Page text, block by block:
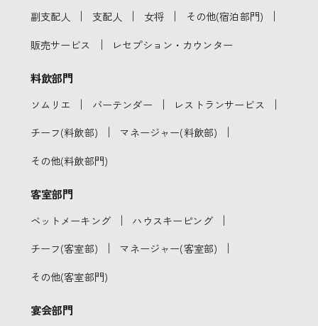
副支配人 ｜ 支配人 ｜ 女将 ｜ その他(宿泊部門) ｜
販売サービス ｜ レセプション・カウンター
料飲部門
ソムリエ ｜ バーテンダー ｜ レストランサービス ｜
チーフ(料飲部) ｜ マネージャー(料飲部) ｜
その他(料飲部門)
客室部門
ベットメーキング ｜ ハウスキーピング ｜
チーフ(客室部) ｜ マネージャー(客室部) ｜
その他(客室部門)
宴会部門